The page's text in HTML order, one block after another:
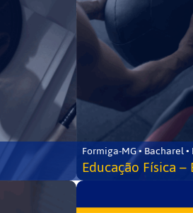
Formiga-MG • Bacharel •
Educação Física –